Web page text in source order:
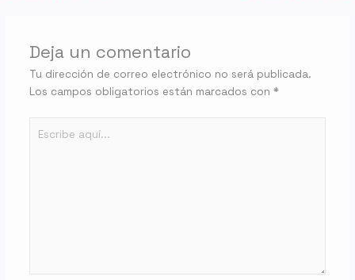
Deja un comentario
Tu dirección de correo electrónico no será publicada.
Los campos obligatorios están marcados con *
aquí...